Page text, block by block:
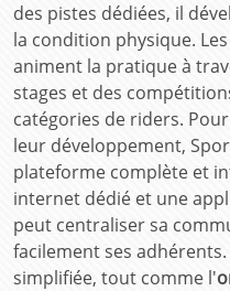
des pistes dédiées, il
la condition physique.
animent la pratique à
stages et des
catégories de riders.
leur développement,
plateforme complète et
internet dédié et une
peut centraliser sa
facilement ses adhérents.
simplifiée, tout comme l'